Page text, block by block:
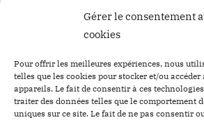
Gérer le consentement
cookies
Pour offrir les meilleures expériences, nous
telles que les cookies pour stocker et/ou
appareils. Le fait de consentir à ces
traiter des données telles que le comportement
uniques sur ce site. Le fait de ne pas consentir